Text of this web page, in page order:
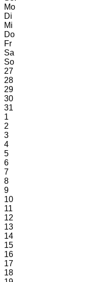
Mo
Di
Mi
Do
Fr
Sa
So
27
28
29
30
31
1
2
3
4
5
6
7
8
9
10
11
12
13
14
15
16
17
18